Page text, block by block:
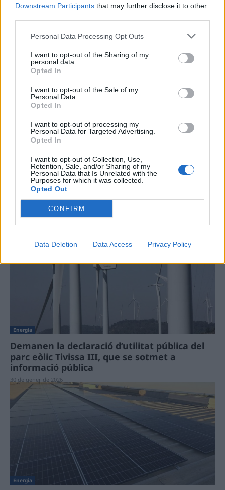
Downstream Participants that may further disclose it to other
Personal Data Processing Opt Outs
I want to opt-out of the Sharing of my
personal data.
Opted In
I want to opt-out of the Sale of my
Personal Data.
Opted In
I want to opt-out of processing my
Personal Data for Targeted Advertising.
Opted In
I want to opt-out of Collection, Use,
Retention, Sale, and/or Sharing of my
Personal Data that Is Unrelated with the
Purposes for which it was collected.
Opted Out
CONFIRM
Data Deletion Data Access Privacy Policy
Energia
Freginals inicia les obres per disposar de
carregadors elèctrics
Energia
VÍDEO · La hidroelèctrica reversible de la
Fatarella i Flix tramita els permisos per
començar les obres el 2028
Energia
Demanen la declaració d’utilitat pública del
parc eòlic Tivissa III, que se sotmet a
informació pública
30 de gener de 2026
Energia